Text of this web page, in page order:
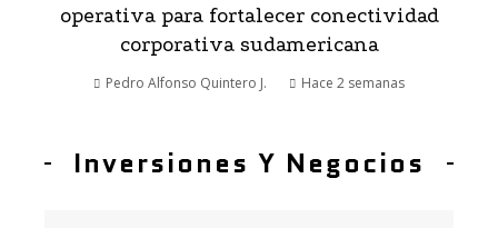
operativa para fortalecer conectividad
corporativa sudamericana
Pedro Alfonso Quintero J. Hace 2 semanas
Inversiones Y Negocios